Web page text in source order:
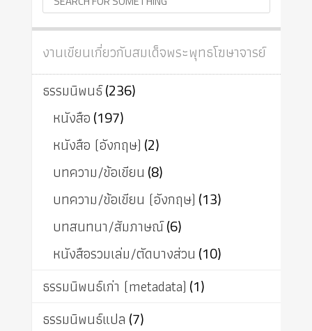
งานเขียนเกี่ยวกับสมเด็จพระพุทธโฆษาจารย์
ธรรมนิพนธ์(236)
หนังสือ(197)
หนังสือ (อังกฤษ) (2)
บทความ/ข้อเขียน (8)
บทความ/ข้อเขียน (อังกฤษ) (13)
บทสนทนา/สัมภาษณ์(6)
หนังสือรวมเล่ม/ตัดบางส่วน (10)
ธรรมนิพนธ์เก่า (metadata) (1)
ธรรมนิพนธ์แปล (7)